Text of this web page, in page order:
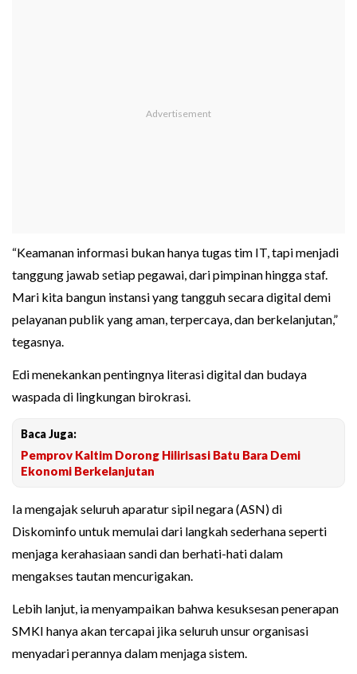
“Keamanan informasi bukan hanya tugas tim IT, tapi menjadi
tanggung jawab setiap pegawai, dari pimpinan hingga staf.
Mari kita bangun instansi yang tangguh secara digital demi
pelayanan publik yang aman, terpercaya, dan berkelanjutan,”
tegasnya.
Edi menekankan pentingnya literasi digital dan budaya
waspada di lingkungan birokrasi.
Baca Juga:
Pemprov Kaltim Dorong Hilirisasi Batu Bara Demi
Ekonomi Berkelanjutan
Ia mengajak seluruh aparatur sipil negara (ASN) di
Diskominfo untuk memulai dari langkah sederhana seperti
menjaga kerahasiaan sandi dan berhati-hati dalam
mengakses tautan mencurigakan.
Lebih lanjut, ia menyampaikan bahwa kesuksesan penerapan
SMKI hanya akan tercapai jika seluruh unsur organisasi
menyadari perannya dalam menjaga sistem.